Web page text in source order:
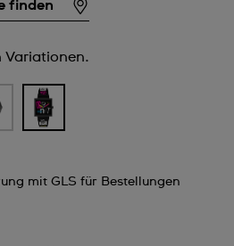
finden
Variationen.
mit GLS für Bestellungen